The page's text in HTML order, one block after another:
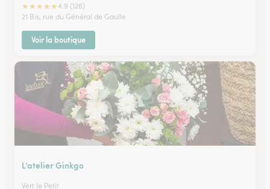
★★★★★4.9 (126)
21 Bis, rue du Général de Gaulle
Voir la boutique
L’atelier Ginkgo
Vert le Petit